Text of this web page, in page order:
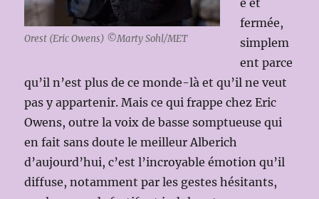
Orest (Eric Owens) ©Marty Sohl/MET
fermée,
simplem
ent parce
qu’il n’est plus de ce monde-là et qu’il ne veut
pas y appartenir. Mais ce qui frappe chez Eric
Owens, outre la voix de basse somptueuse qui
en fait sans doute le meilleur Alberich
d’aujourd’hui, c’est l’incroyable émotion qu’il
diffuse, notamment par les gestes hésitants,